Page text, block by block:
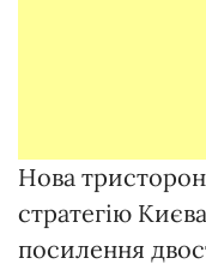
Нова
стратегію
посилення